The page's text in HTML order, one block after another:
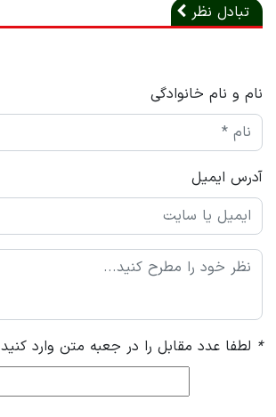
تبادل نظر
نام و نام خانوادگی
آدرس ایمیل
* لطفا عدد مقابل را در جعبه متن وارد کنید